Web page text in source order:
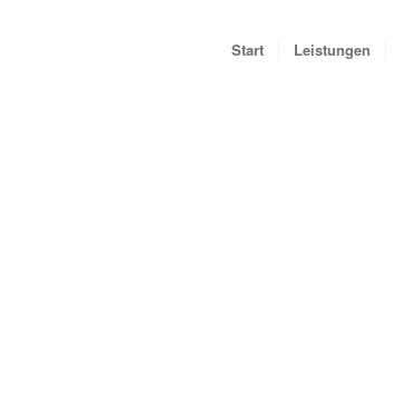
Start Leistungen